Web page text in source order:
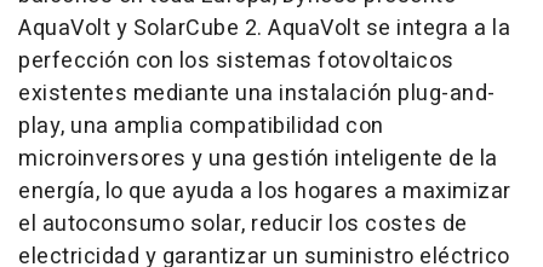
AquaVolt y SolarCube 2. AquaVolt se integra a la
perfección con los sistemas fotovoltaicos
existentes mediante una instalación plug-and-
play, una amplia compatibilidad con
microinversores y una gestión inteligente de la
energía, lo que ayuda a los hogares a maximizar
el autoconsumo solar, reducir los costes de
electricidad y garantizar un suministro eléctrico